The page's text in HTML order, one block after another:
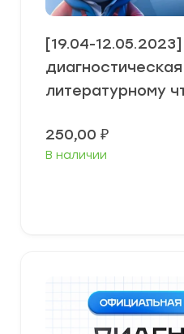
[19.04-
литературному
250,00 ₽
В наличии